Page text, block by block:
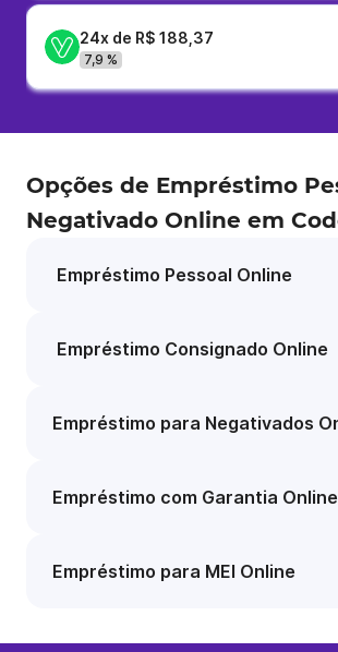
24x de R$ 188,37
7,9 %
Opções de Empréstimo
Negativado Online em
Empréstimo Pessoal Online
Empréstimo Consignado Online
Empréstimo para Negativados
Empréstimo com Garantia Online
Empréstimo para MEI Online